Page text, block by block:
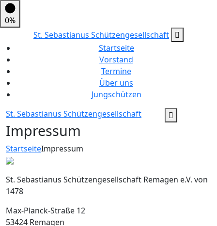
0%
St. Sebastianus Schützengesellschaft
Startseite
Vorstand
Termine
Über uns
Jungschützen
St. Sebastianus Schützengesellschaft
Impressum
StartseiteImpressum
St. Sebastianus Schützengesellschaft Remagen e.V. von
1478
Max-Planck-Straße 12
53424 Remagen